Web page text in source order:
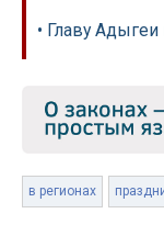
• Главу
в регионах